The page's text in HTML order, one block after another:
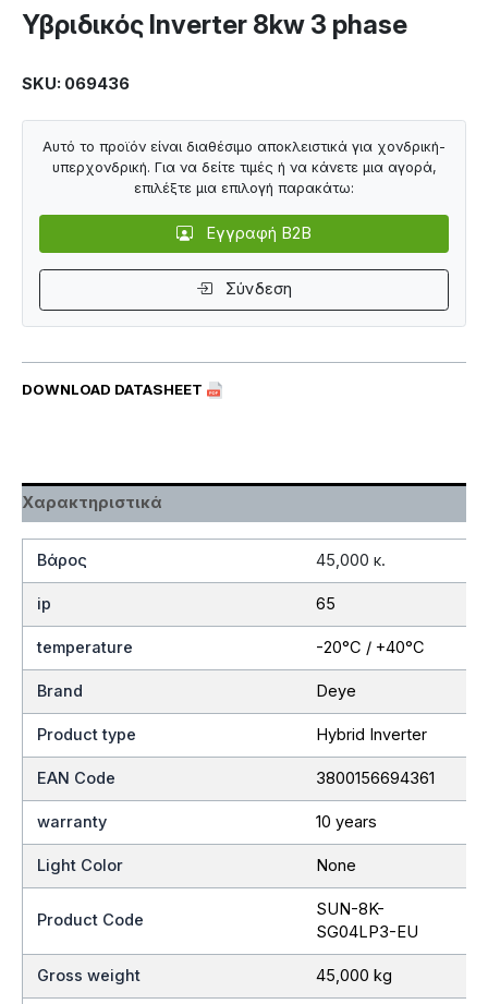
Υβριδικός Inverter 8kw 3 phase
SKU: 069436
DOWNLOAD DATASHEET
Αυτό το προϊόν είναι διαθέσιμο αποκλειστικά για χονδρική-
υπερχονδρική. Για να δείτε τιμές ή να κάνετε μια αγορά,
επιλέξτε μια επιλογή παρακάτω:
Εγγραφή B2B
Σύνδεση
Χαρακτηριστικά
Βάρος 45,000 κ.
ip 65
temperature -20°C / +40°C
Brand Deye
Product type Hybrid Inverter
EAN Code 3800156694361
warranty 10 years
Light Color None
Product Code
SUN-8K-
SG04LP3-EU
Gross weight 45,000 kg